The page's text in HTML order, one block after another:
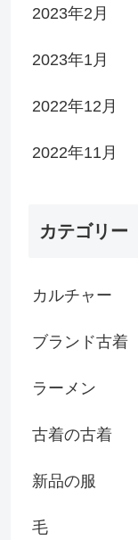
2023年2月
2023年1月
2022年12月
2022年11月
カテゴリー
カルチャー
ブランド古着
ラーメン
古着の古着
新品の服
毛